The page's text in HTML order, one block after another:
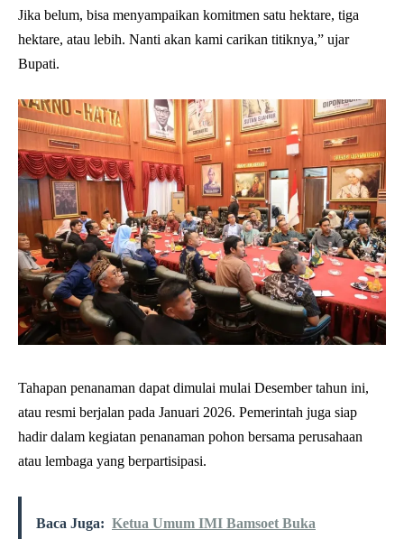
Jika belum, bisa menyampaikan komitmen satu hektare, tiga
hektare, atau lebih. Nanti akan kami carikan titiknya,” ujar
Bupati.
Tahapan penanaman dapat dimulai mulai Desember tahun ini,
atau resmi berjalan pada Januari 2026. Pemerintah juga siap
hadir dalam kegiatan penanaman pohon bersama perusahaan
atau lembaga yang berpartisipasi.
Baca Juga: Ketua Umum IMI Bamsoet Buka